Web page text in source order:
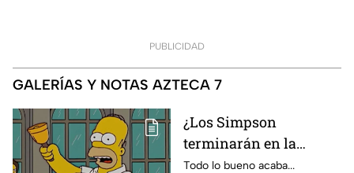
PUBLICIDAD
GALERÍAS Y NOTAS AZTECA 7
¿Los Simpson
terminarán en la
temporada 40? Actriz
Todo lo bueno acaba...